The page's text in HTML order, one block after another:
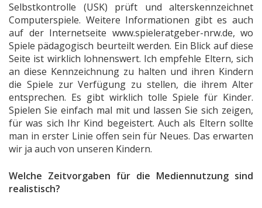
Selbstkontrolle (USK) prüft und alterskennzeichnet
Computerspiele. Weitere Informationen gibt es auch
auf der Internetseite www.spieleratgeber-nrw.de, wo
Spiele pädagogisch beurteilt werden. Ein Blick auf diese
Seite ist wirklich lohnenswert. Ich empfehle Eltern, sich
an diese Kennzeichnung zu halten und ihren Kindern
die Spiele zur Verfügung zu stellen, die ihrem Alter
entsprechen. Es gibt wirklich tolle Spiele für Kinder.
Spielen Sie einfach mal mit und lassen Sie sich zeigen,
für was sich Ihr Kind begeistert. Auch als Eltern sollte
man in erster Linie offen sein für Neues. Das erwarten
wir ja auch von unseren Kindern.
Welche Zeitvorgaben für die Mediennutzung sind
realistisch?